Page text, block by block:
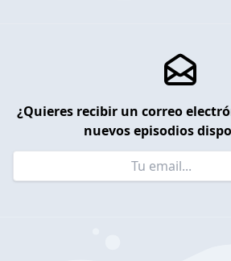
¿Quieres recibir un correo
nuevos episodios